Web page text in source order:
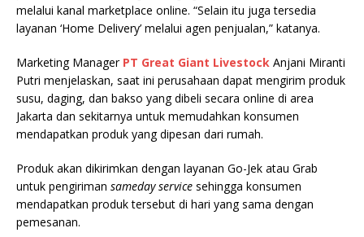
melalui kanal marketplace online. “Selain itu juga tersedia
layanan ‘Home Delivery’ melalui agen penjualan,” katanya.
Marketing ManagerPT Great Giant Livestock Anjani Miranti
Putri menjelaskan, saat ini perusahaan dapat mengirim produk
susu, daging, dan bakso yang dibeli secara online di area
Jakarta dan sekitarnya untuk memudahkan konsumen
mendapatkan produk yang dipesan dari rumah.
Produk akan dikirimkan dengan layanan Go-Jek atau Grab
untuk pengiriman sameday service sehingga konsumen
mendapatkan produk tersebut di hari yang sama dengan
pemesanan.